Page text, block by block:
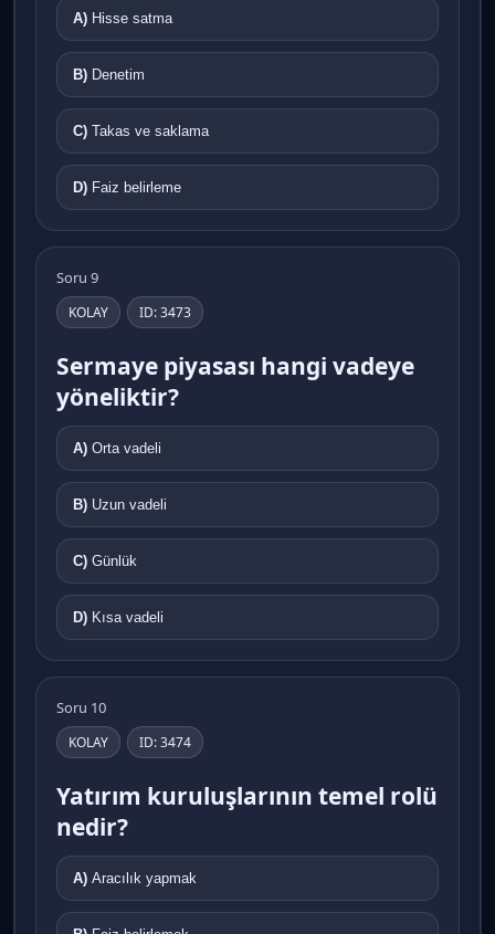
A) Hisse satma
B) Denetim
C) Takas ve saklama
D) Faiz belirleme
Soru 9
KOLAY ID: 3473
Sermaye piyasası hangi vadeye
yöneliktir?
A) Orta vadeli
B) Uzun vadeli
C) Günlük
D) Kısa vadeli
Soru 10
KOLAY ID: 3474
Yatırım kuruluşlarının temel rolü
nedir?
A) Aracılık yapmak